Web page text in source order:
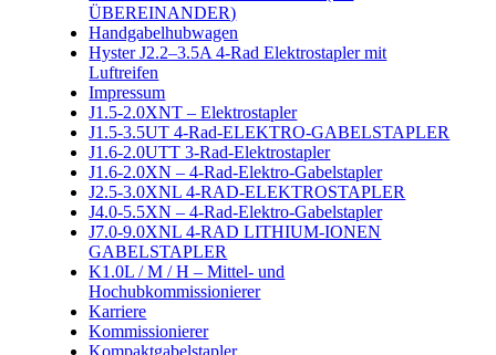
ÜBEREINANDER)
Handgabelhubwagen
Hyster J2.2–3.5A 4-Rad Elektrostapler mit
Luftreifen
Impressum
J1.5-2.0XNT – Elektrostapler
J1.5-3.5UT 4-Rad-ELEKTRO-GABELSTAPLER
J1.6-2.0UTT 3-Rad-Elektrostapler
J1.6-2.0XN – 4-Rad-Elektro-Gabelstapler
J2.5-3.0XNL 4-RAD-ELEKTROSTAPLER
J4.0-5.5XN – 4-Rad-Elektro-Gabelstapler
J7.0-9.0XNL 4-RAD LITHIUM-IONEN
GABELSTAPLER
K1.0L / M / H – Mittel- und
Hochubkommissionierer
Karriere
Kommissionierer
Kompaktgabelstapler